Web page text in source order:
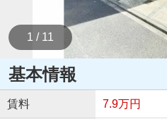
1 / 11
基本情報
賃料 7.9万円